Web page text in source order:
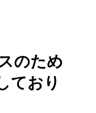
のため
ており